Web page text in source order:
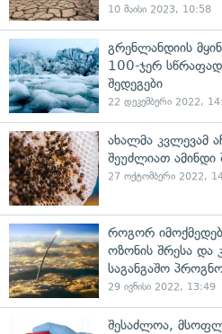
10 მაისი 2023, 10:58
გრენლანდიის
100-ჯერ
შედეგები
22 დეკემბერი 2022,
ახალმა კვლევამ
შეუძლიათ ამინდი
27 ოქტომბერი 2022,
როგორ
ოზონის შრესა და
საგანგაშო
29 ივნისი 2022, 13:49
შესაძლოა,